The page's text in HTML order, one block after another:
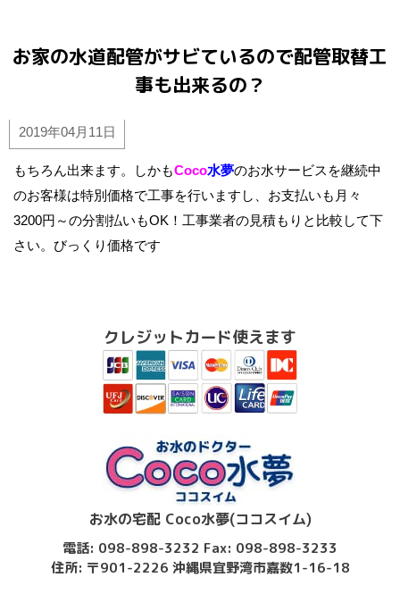
お家の水道配管がサビているので配管取替工
事も出来るの？
2019年04月11日
もちろん出来ます。しかもCoco水夢のお水サービスを継続中
のお客様は特別価格で工事を行いますし、お支払いも月々
3200円～の分割払いもOK！工事業者の見積もりと比較して下
さい。びっくり価格です
クレジットカード使えます
お水の宅配 Coco水夢(ココスイム)
電話: 098-898-3232 Fax: 098-898-3233
住所: 〒901-2226 沖縄県宜野湾市嘉数1-16-18